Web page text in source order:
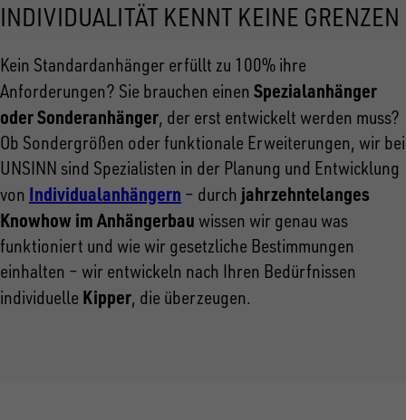
INDIVIDUALITÄT KENNT KEINE GRENZEN
Kein Standardanhänger erfüllt zu 100% ihre
Anforderungen? Sie brauchen einen Spezialanhänger
oder Sonderanhänger, der erst entwickelt werden muss?
Ob Sondergrößen oder funktionale Erweiterungen, wir bei
UNSINN sind Spezialisten in der Planung und Entwicklung
von Individualanhängern – durch jahrzehntelanges
Knowhow im Anhängerbau wissen wir genau was
funktioniert und wie wir gesetzliche Bestimmungen
einhalten – wir entwickeln nach Ihren Bedürfnissen
individuelle Kipper, die überzeugen.